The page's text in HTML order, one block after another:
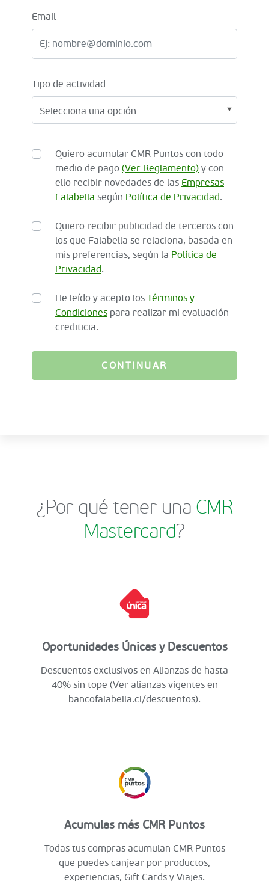
Email
Tipo de actividad
Quiero acumular CMR Puntos con todo
medio de pago (Ver Reglamento) y con
ello recibir novedades de las Empresas
Falabella según Política de Privacidad.
Quiero recibir publicidad de terceros con
los que Falabella se relaciona, basada en
mis preferencias, según la Política de
Privacidad.
He leído y acepto los Términos y
Condiciones para realizar mi evaluación
crediticia.
CONTINUAR
¿Por qué tener una CMR
Mastercard?
Oportunidades Únicas y Descuentos
Descuentos exclusivos en Alianzas de hasta
40% sin tope (Ver alianzas vigentes en
bancofalabella.cl/descuentos).
Acumulas más CMR Puntos
Todas tus compras acumulan CMR Puntos
que puedes canjear por productos,
experiencias, Gift Cards y Viajes.